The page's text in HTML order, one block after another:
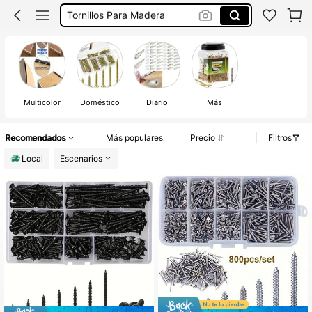
Tornillos Para Cuna
Tornillos Y Tuercas
Tornillos
Multicolor Doméstico Diario Más
Recomendados Más populares Precio
Filtros
Local
Escenarios